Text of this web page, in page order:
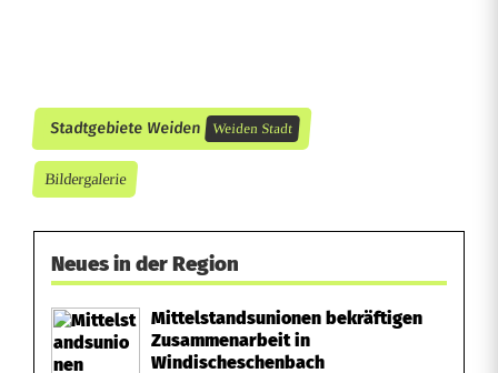
e
W
Stadtgebiete Weiden Weiden Stadt
Bildergalerie
Neues in der Region
Mittelstandsunionen bekräftigen
Zusammenarbeit in
Windischeschenbach